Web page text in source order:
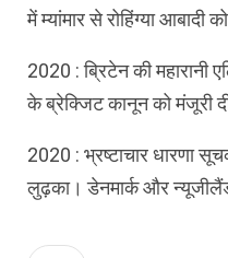
में म्यांमार से रोहिंग्या आबादी
2020 : ब्रिटेन की महारानी
के ब्रेक्जिट कानून को मंजूरी
2020 : भ्रष्टाचार धारणा
लुढ़का। डेनमार्क और